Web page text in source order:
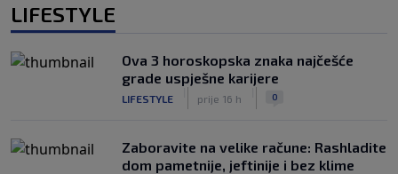
LIFESTYLE
Ova 3 horoskopska znaka najčešće
grade uspješne karijere
LIFESTYLE prije 16 h 0
Zaboravite na velike račune: Rashladite
dom pametnije, jeftinije i bez klime